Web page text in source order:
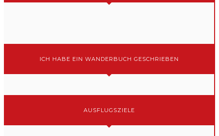
ICH HABE EIN WANDERBUCH GESCHRIEBEN
AUSFLUGSZIELE